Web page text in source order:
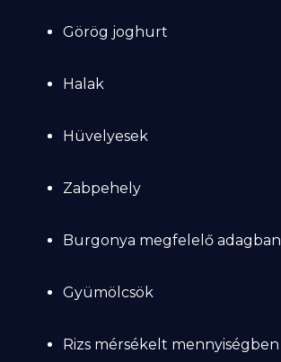
Görög joghurt
Halak
Hüvelyesek
Zabpehely
Burgonya megfelelő adagban
Gyümölcsök
Rizs mérsékelt mennyiségben